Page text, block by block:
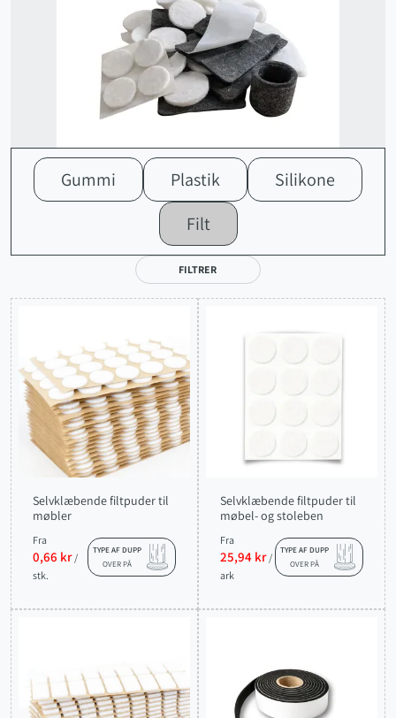
Gummi Plastik
Silikone
Filt
FILTRER
Selvklæbende filtpuder til
møbler
Fra
0,66 kr /
stk.
TYPE AF DUPP
OVER PÅ
Selvklæbende filtpuder til
møbel- og stoleben
Fra
25,94 kr /
ark
TYPE AF DUPP
OVER PÅ